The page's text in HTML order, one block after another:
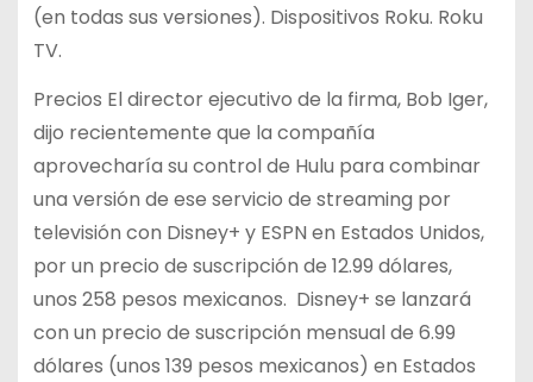
(en todas sus versiones). Dispositivos Roku. Roku
TV.
Precios El director ejecutivo de la firma, Bob Iger,
dijo recientemente que la compañía
aprovecharía su control de Hulu para combinar
una versión de ese servicio de streaming por
televisión con Disney+ y ESPN en Estados Unidos,
por un precio de suscripción de 12.99 dólares,
unos 258 pesos mexicanos. Disney+ se lanzará
con un precio de suscripción mensual de 6.99
dólares (unos 139 pesos mexicanos) en Estados